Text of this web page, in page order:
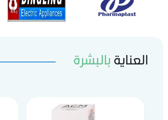
العناية بالبشرة